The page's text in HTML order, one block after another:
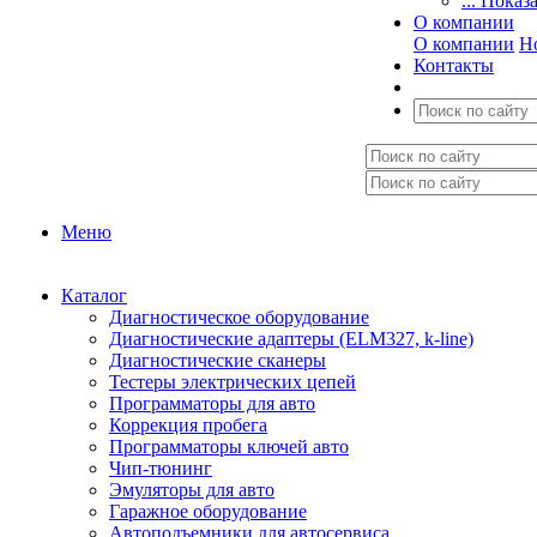
О компании
О компании
Контакты
Меню
Каталог
Диагностическое оборудование
Диагностические адаптеры (ELM327, k-line)
Диагностические сканеры
Тестеры электрических цепей
Программаторы для авто
Коррекция пробега
Программаторы ключей авто
Чип-тюнинг
Эмуляторы для авто
Гаражное оборудование
Автоподъемники для автосервиса